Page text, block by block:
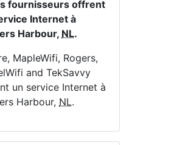
fournisseurs offrent
Internet à
Harbour, NL.
MapleWifi, Rogers,
and TekSavvy
un service Internet à
Harbour, NL.